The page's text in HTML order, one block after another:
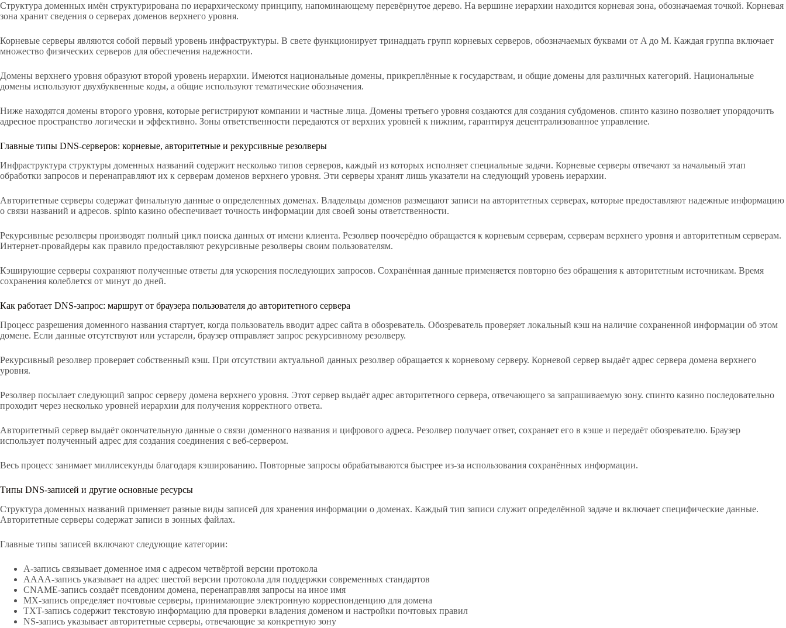
Структура доменных имён структурирована по иерархическому принципу, напоминающему перевёрнутое дерево. На вершине иерархии находится корневая зона, обозначаемая точкой. Корневая
зона хранит сведения о серверах доменов верхнего уровня.
Корневые серверы являются собой первый уровень инфраструктуры. В свете функционирует тринадцать групп корневых серверов, обозначаемых буквами от A до M. Каждая группа включает
множество физических серверов для обеспечения надежности.
Домены верхнего уровня образуют второй уровень иерархии. Имеются национальные домены, прикреплённые к государствам, и общие домены для различных категорий. Национальные
домены используют двухбуквенные коды, а общие используют тематические обозначения.
Ниже находятся домены второго уровня, которые регистрируют компании и частные лица. Домены третьего уровня создаются для создания субдоменов. спинто казино позволяет упорядочить
адресное пространство логически и эффективно. Зоны ответственности передаются от верхних уровней к нижним, гарантируя децентрализованное управление.
Главные типы DNS-серверов: корневые, авторитетные и рекурсивные резолверы
Инфраструктура структуры доменных названий содержит несколько типов серверов, каждый из которых исполняет специальные задачи. Корневые серверы отвечают за начальный этап
обработки запросов и перенаправляют их к серверам доменов верхнего уровня. Эти серверы хранят лишь указатели на следующий уровень иерархии.
Авторитетные серверы содержат финальную данные о определенных доменах. Владельцы доменов размещают записи на авторитетных серверах, которые предоставляют надежные информацию
о связи названий и адресов. spinto казино обеспечивает точность информации для своей зоны ответственности.
Рекурсивные резолверы производят полный цикл поиска данных от имени клиента. Резолвер поочерёдно обращается к корневым серверам, серверам верхнего уровня и авторитетным серверам.
Интернет-провайдеры как правило предоставляют рекурсивные резолверы своим пользователям.
Кэширующие серверы сохраняют полученные ответы для ускорения последующих запросов. Сохранённая данные применяется повторно без обращения к авторитетным источникам. Время
сохранения колеблется от минут до дней.
Как работает DNS-запрос: маршрут от браузера пользователя до авторитетного сервера
Процесс разрешения доменного названия стартует, когда пользователь вводит адрес сайта в обозреватель. Обозреватель проверяет локальный кэш на наличие сохраненной информации об этом
домене. Если данные отсутствуют или устарели, браузер отправляет запрос рекурсивному резолверу.
Рекурсивный резолвер проверяет собственный кэш. При отсутствии актуальной данных резолвер обращается к корневому серверу. Корневой сервер выдаёт адрес сервера домена верхнего
уровня.
Резолвер посылает следующий запрос серверу домена верхнего уровня. Этот сервер выдаёт адрес авторитетного сервера, отвечающего за запрашиваемую зону. спинто казино последовательно
проходит через несколько уровней иерархии для получения корректного ответа.
Авторитетный сервер выдаёт окончательную данные о связи доменного названия и цифрового адреса. Резолвер получает ответ, сохраняет его в кэше и передаёт обозревателю. Браузер
использует полученный адрес для создания соединения с веб-сервером.
Весь процесс занимает миллисекунды благодаря кэшированию. Повторные запросы обрабатываются быстрее из-за использования сохранённых информации.
Типы DNS-записей и другие основные ресурсы
Структура доменных названий применяет разные виды записей для хранения информации о доменах. Каждый тип записи служит определённой задаче и включает специфические данные.
Авторитетные серверы содержат записи в зонных файлах.
Главные типы записей включают следующие категории:
A-запись связывает доменное имя с адресом четвёртой версии протокола
AAAA-запись указывает на адрес шестой версии протокола для поддержки современных стандартов
CNAME-запись создаёт псевдоним домена, перенаправляя запросы на иное имя
MX-запись определяет почтовые серверы, принимающие электронную корреспонденцию для домена
TXT-запись содержит текстовую информацию для проверки владения доменом и настройки почтовых правил
NS-запись указывает авторитетные серверы, отвечающие за конкретную зону